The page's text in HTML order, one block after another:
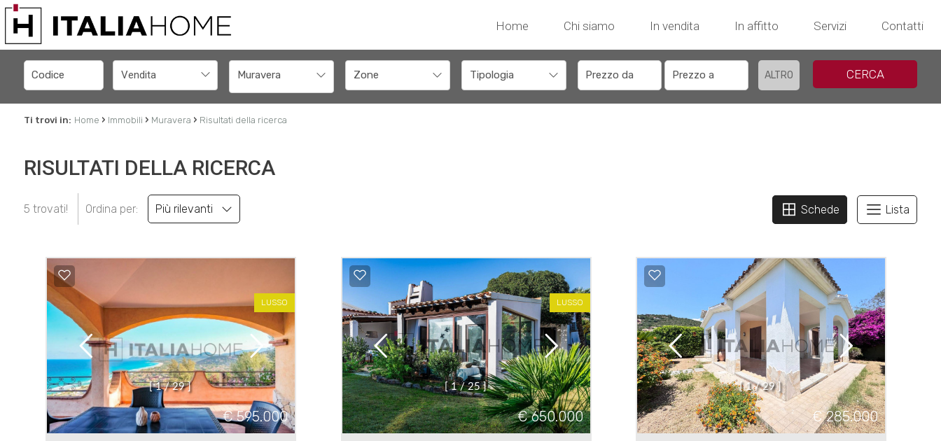
Home Chi siamo In vendita In affitto Servizi Contatti
Vendita Muravera ALTRO CERCA
Ti trovi in: Home › Immobili › Muravera › Risultati della ricerca
RISULTATI DELLA RICERCA
5 trovati! Ordina per: Più rilevanti Schede Lista
[ 1 / 29 ]
LUSSO
€ 595.000
[ 1 / 25 ]
LUSSO
€ 650.000
[ 1 / 29 ]
€ 285.000